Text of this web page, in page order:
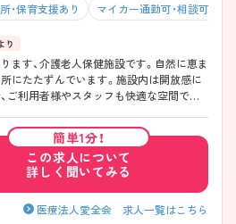
・保育支援あり マイカー通勤可・相談可
ます、介護老人保健施設です。自然に恵ま
にたたずんでいます。施設内は開放感に
ご利用者様やスタッフも快適な空間で過
両立したい方におすすめです◎ ご興味あり
お問い合わせください♪
簡単1分！
この求人について
詳しく聞いてみる
医療法人愛全会 求人一覧はこちら